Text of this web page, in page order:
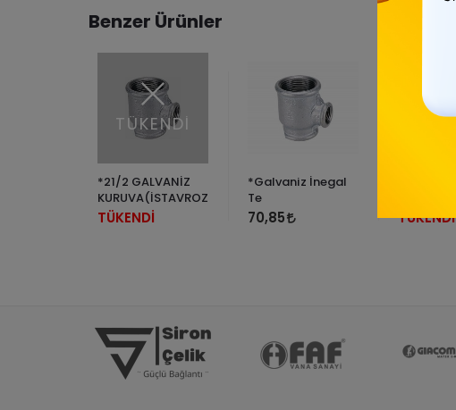
Benzer Ürünler
TÜKENDİ
*21/2 GALVANİZ
KURUVA(İSTAVROZ)
TÜKENDİ
*Galvaniz İnegal
Te
70,85 TÜKENDİ